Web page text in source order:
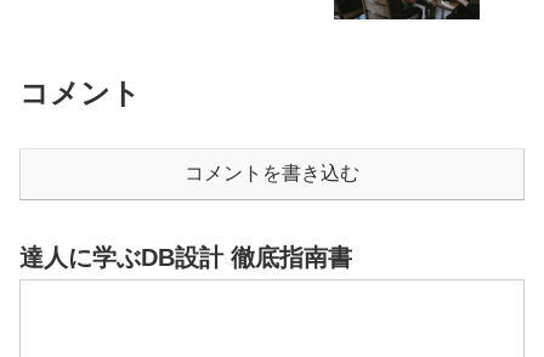
コメント
コメントを書き込む
達人に学ぶDB設計 徹底指南書